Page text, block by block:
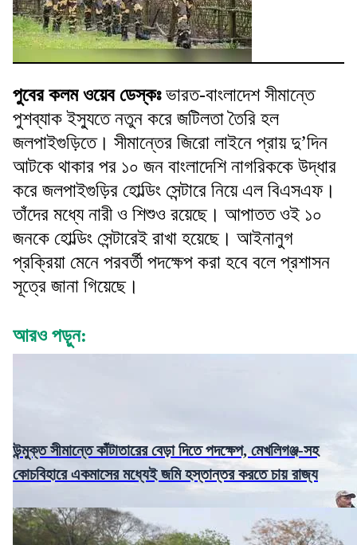
পুবের কলম ওয়েব ডেস্কঃভারত-বাংলাদেশ সীমান্তে
পুশব্যাক ইস্যুতে নতুন করে জটিলতা তৈরি হল
জলপাইগুড়িতে। সীমান্তের জিরো লাইনে প্রায় দু’দিন
আটকে থাকার পর ১০ জন বাংলাদেশি নাগরিককে উদ্ধার
করে জলপাইগুড়ির হোল্ডিং সেন্টারে নিয়ে এল বিএসএফ।
তাঁদের মধ্যে নারী ও শিশুও রয়েছে। আপাতত ওই ১০
জনকে হোল্ডিং সেন্টারেই রাখা হয়েছে। আইনানুগ
প্রক্রিয়া মেনে পরবর্তী পদক্ষেপ করা হবে বলে প্রশাসন
সূত্রে জানা গিয়েছে।
আরও পড়ুন:
উন্মুক্ত সীমান্তে কাঁটাতারের বেড়া দিতে পদক্ষেপ, মেখলিগঞ্জ-সহ
কোচবিহারে একমাসের মধ্যেই জমি হস্তান্তর করতে চায় রাজ্য